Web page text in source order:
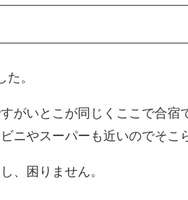
。
がいとこが同じくここで合
ニやスーパーも近いのでそこ
、困りません。